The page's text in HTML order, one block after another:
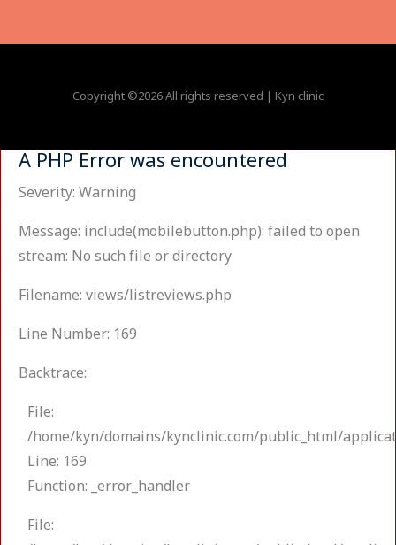
Copyright ©2026 All rights reserved | Kyn clinic
A PHP Error was encountered
Severity: Warning
Message: include(mobilebutton.php): failed to open
stream: No such file or directory
Filename: views/listreviews.php
Line Number: 169
Backtrace:
File:
/home/kyn/domains/kynclinic.com/public_html/
Line: 169
Function: _error_handler
File: